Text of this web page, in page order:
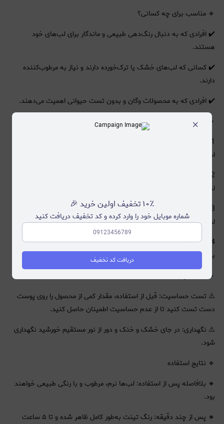
🔹 مناسب برای چه کسانی؟
✔️ افرادی که به دنبال رنگ‌دهی طبیعی و ماندگار برای لب‌های خود
هستند.
✔️ کسانی که لب‌های خشک یا ترک‌خورده دارند و نیاز به مرطوب‌کننده
دارند.
✔️ افرادی که به محصولات وگان و بدون تست حیوانی اهمیت می‌دهند.
🔹 نحوه استفاده
استفاده کنید.
لب‌های خود بمالید.
3. منتظر بمانید: چند دقیقه صبر کنید تا رنگ تینت به‌طور کامل روی
لب‌های شما ظاهر شود.
4. لایه‌بندی (در صورت نیاز): برای افزایش شدت رنگ، می‌توانید لایه‌های
بیشتری اضافه کنید.
🔹 نکات مهم در استفاده
⚠️ تست حساسیت: قبل از استفاده، مقدار کمی از محصول را روی پوست
دست تست کنید تا از عدم حساسیت اطمینان حاصل کنید.
⚠️ نگهداری: در جای خشک و خنک و دور از نور مستقیم خورشید نگهداری
شود.
🔹 نتایج استفاده
🔸 بلافاصله پس از استفاده: لب‌ها نرم، مرطوب و با رنگی طبیعی خواهند
بود.
🔸 پس از چند دقیقه: رنگ تینت به‌طور کامل ظاهر شده و تا ۵ ساعت
×
۱۰٪ تخفیف اولین خرید 🎉
شماره موبایل خود را وارد کرده و کد تخفیف دریافت کنید
دریافت کد تخفیف